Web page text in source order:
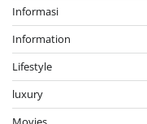
Informasi
Information
Lifestyle
luxury